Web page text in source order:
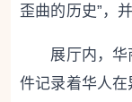
歪曲的历史”，
展厅内，华
件记录着华人在